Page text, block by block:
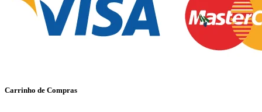
Carrinho de Compras